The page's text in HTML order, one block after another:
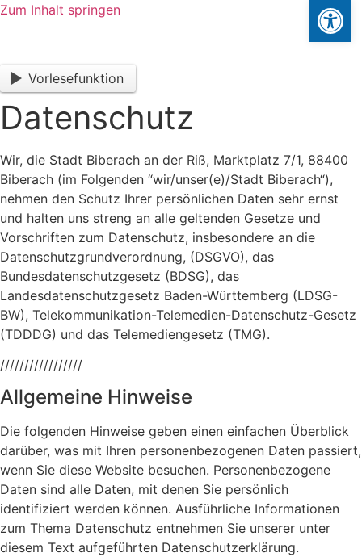
Zum Inhalt springen
Vorlesefunktion
Datenschutz
Wir, die Stadt Biberach an der Riß, Marktplatz 7/1, 88400
Biberach (im Folgenden “wir/unser(e)/Stadt Biberach“),
nehmen den Schutz Ihrer persönlichen Daten sehr ernst
und halten uns streng an alle geltenden Gesetze und
Vorschriften zum Datenschutz, insbesondere an die
Datenschutzgrundverordnung, (DSGVO), das
Bundesdatenschutzgesetz (BDSG), das
Landesdatenschutzgesetz Baden-Württemberg (LDSG-
BW), Telekommunikation-Telemedien-Datenschutz-Gesetz
(TDDDG) und das Telemediengesetz (TMG).
/////////////////
Allgemeine Hinweise
Die folgenden Hinweise geben einen einfachen Überblick
darüber, was mit Ihren personenbezogenen Daten passiert,
wenn Sie diese Website besuchen. Personenbezogene
Daten sind alle Daten, mit denen Sie persönlich
identifiziert werden können. Ausführliche Informationen
zum Thema Datenschutz entnehmen Sie unserer unter
diesem Text aufgeführten Datenschutzerklärung.